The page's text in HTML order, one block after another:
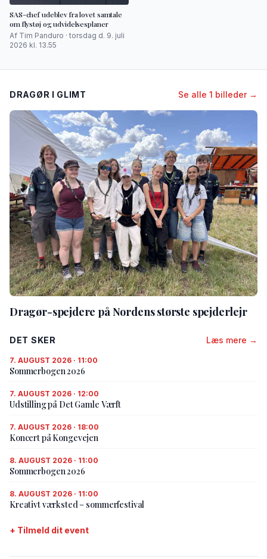
SAS-chef udeblev fra lovet samtale
om flystøj og udvidelsesplaner
Af Tim Panduro · torsdag d. 9. juli
2026 kl. 13.55
DRAGØR I GLIMT Se alle 1 billeder →
Dragør-spejdere på Nordens største spejderlejr
DET SKER Læs mere →
7. AUGUST 2026 · 11:00
Sommerbogen 2026
7. AUGUST 2026 · 12:00
Udstilling på Det Gamle Værft
7. AUGUST 2026 · 18:00
Koncert på Kongevejen
8. AUGUST 2026 · 11:00
Sommerbogen 2026
8. AUGUST 2026 · 11:00
Kreativt værksted – sommerfestival
+ Tilmeld dit event